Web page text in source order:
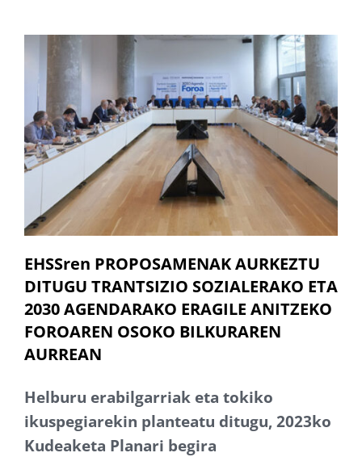
EHSSren PROPOSAMENAK AURKEZTU
DITUGU TRANTSIZIO SOZIALERAKO ETA
2030 AGENDARAKO ERAGILE ANITZEKO
FOROAREN OSOKO BILKURAREN
AURREAN
Helburu erabilgarriak eta tokiko
ikuspegiarekin planteatu ditugu, 2023ko
Kudeaketa Planari begira